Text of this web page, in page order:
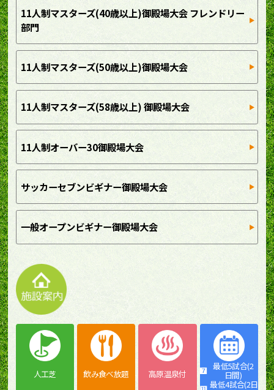
11人制マスターズ(40歳以上)御殿場大会 フレンドリー
部門
11人制マスターズ(50歳以上)御殿場大会
11人制マスターズ(58歳以上) 御殿場大会
11人制オーバー30御殿場大会
サッカーセブンビギナー御殿場大会
一般オープンビギナー御殿場大会
人工芝 飲み食べ放題 高原温泉付
最低5試合(2
日間)
最低4試合(2日